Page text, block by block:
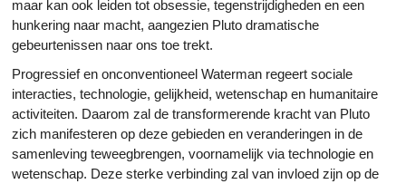
maar kan ook leiden tot obsessie, tegenstrijdigheden en een
hunkering naar macht, aangezien Pluto dramatische
gebeurtenissen naar ons toe trekt.
Progressief en onconventioneel Waterman regeert sociale
interacties, technologie, gelijkheid, wetenschap en humanitaire
activiteiten. Daarom zal de transformerende kracht van Pluto
zich manifesteren op deze gebieden en veranderingen in de
samenleving teweegbrengen, voornamelijk via technologie en
wetenschap. Deze sterke verbinding zal van invloed zijn op de